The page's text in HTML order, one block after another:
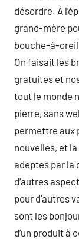
désordre. À
grand-mère
bouche-à-
On faisait les
gratuites et
tout le monde
pierre, sans
permettre aux
nouvelles, et
adeptes par la
d’autres
pour d’autres
sont les
d’un produit à